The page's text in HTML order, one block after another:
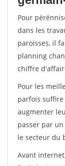
Pour
dans les
paroisses, il
planning
chiffre
Pour les
parfois
augmenter
passer par
le secteur du
Avant